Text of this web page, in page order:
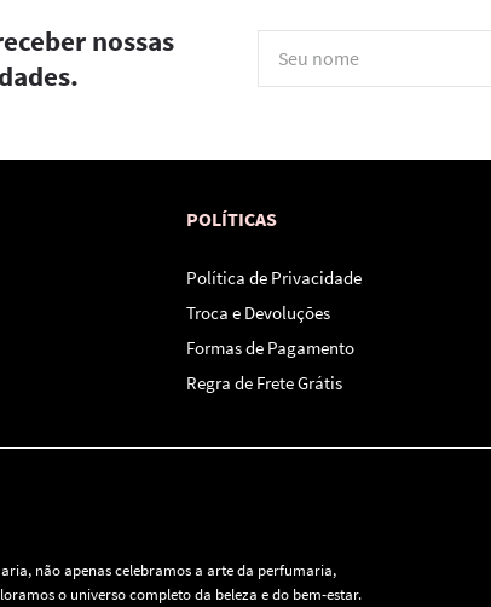
nossas
POLÍTICAS
Política de Privacidade
Troca e Devoluções
Formas de Pagamento
Regra de Frete Grátis
não apenas celebramos a arte da perfumaria,
o universo completo da beleza e do bem-estar.